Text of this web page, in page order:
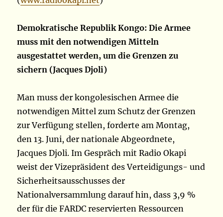
Demokratische Republik Kongo: Die Armee
muss mit den notwendigen Mitteln
ausgestattet werden, um die Grenzen zu
sichern (Jacques Djoli)
Man muss der kongolesischen Armee die
notwendigen Mittel zum Schutz der Grenzen
zur Verfügung stellen, forderte am Montag,
den 13. Juni, der nationale Abgeordnete,
Jacques Djoli. Im Gespräch mit Radio Okapi
weist der Vizepräsident des Verteidigungs- und
Sicherheitsausschusses der
Nationalversammlung darauf hin, dass 3,9 %
der für die FARDC reservierten Ressourcen